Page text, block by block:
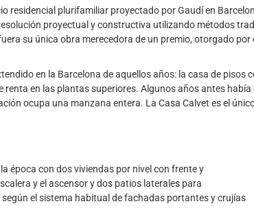
residencial plurifamiliar proyectado por Gaudí en
proyectual y constructiva utilizando métodos
su única obra merecedora de un premio, otorgado
en la Barcelona de aquellos años: la casa de
en las plantas superiores. Algunos años antes
ocupa una manzana entera. La Casa Calvet es el
época con dos viviendas por nivel con frente y
y el ascensor y dos patios laterales para
el sistema habitual de fachadas portantes y crujías